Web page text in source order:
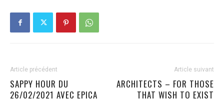
Article précédent
SAPPY HOUR DU
26/02/2021 AVEC EPICA
Article suivant
ARCHITECTS – FOR THOSE
THAT WISH TO EXIST